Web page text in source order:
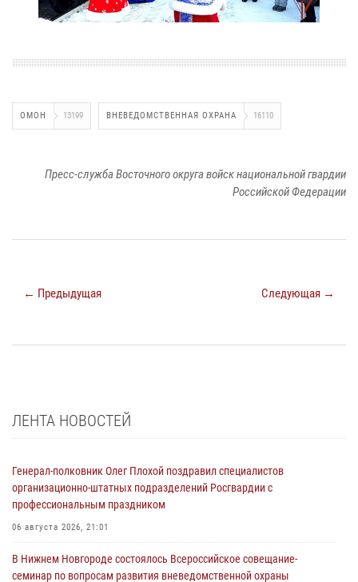
ОМОН 13199 ВНЕВЕДОМСТВЕННАЯ ОХРАНА 16110
Пресс-служба Восточного округа войск национальной гвардии
Российской Федерации
← Предыдущая Следующая →
ЛЕНТА НОВОСТЕЙ
Генерал-полковник Олег Плохой поздравил специалистов
организационно-штатных подразделений Росгвардии с
профессиональным праздником
06 августа 2026, 21:01
В Нижнем Новгороде состоялось Всероссийское совещание-
семинар по вопросам развития вневедомственной охраны